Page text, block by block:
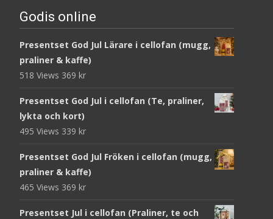
Godis online
Presentset God Jul Lärare i cellofan (mugg,
praliner & kaffe)
518 Views 369 kr
Presentset God Jul i cellofan (Te, praliner,
lykta och kort)
495 Views 339 kr
Presentset God Jul Fröken i cellofan (mugg,
praliner & kaffe)
465 Views 369 kr
Presentset Jul i cellofan (Praliner, te och